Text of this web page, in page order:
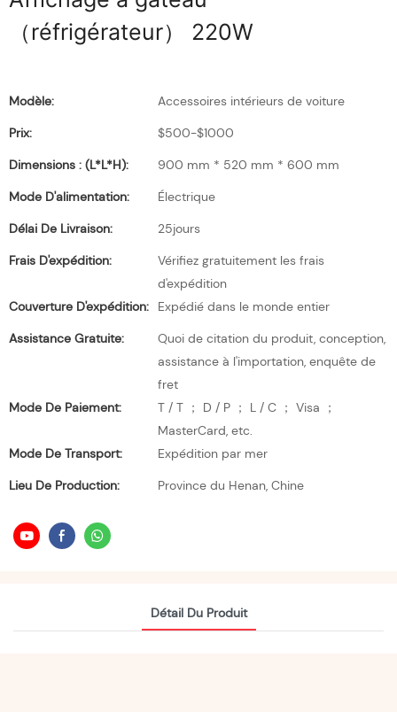
（réfrigérateur） 220W
Modèle:
Accessoires intérieurs de voiture
Prix:
$500-$1000
Dimensions : (L*l*H):
900 mm * 520 mm * 600 mm
Mode D'alimentation:
Électrique
Délai De Livraison:
25jours
Frais D'expédition:
Vérifiez gratuitement les frais
d'expédition
Couverture D'expédition:
Expédié dans le monde entier
Assistance Gratuite:
Quoi de citation du produit, conception,
assistance à l'importation, enquête de
fret
Mode De Paiement:
T / T ； D / P ； L / C ； Visa ；
MasterCard, etc.
Mode De Transport:
Expédition par mer
Lieu De Production:
Province du Henan, Chine
Détail Du Produit